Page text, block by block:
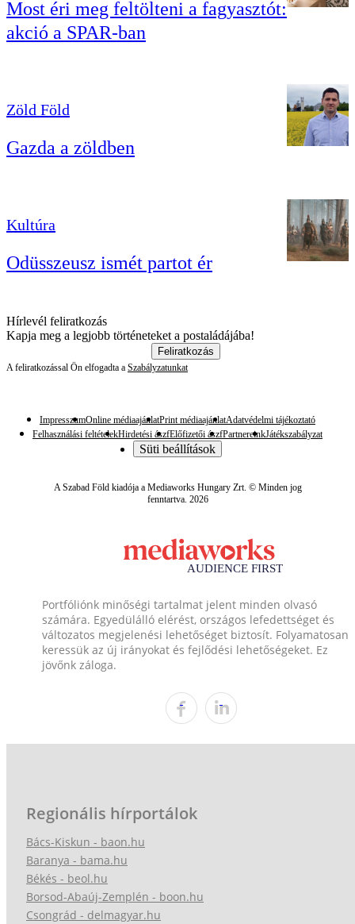
Most éri meg feltölteni a fagyasztót:
akció a SPAR-ban
Zöld Föld
Gazda a zöldben
Kultúra
Odüsszeusz ismét partot ér
Hírlevél feliratkozás
Kapja meg a legjobb történeteket a postaládájába!
Feliratkozás
A feliratkozással Ön elfogadta a Szabályzatunkat
ImpresszumOnline médiaajánlatPrint médiaajánlatAdatvédelmi tájékoztató
Felhasználási feltételekHirdetési ászfElőfizetői ászfPartnereinkJátékszabályzat
Süti beállítások
A Szabad Föld kiadója a Mediaworks Hungary Zrt. © Minden jog
fenntartva. 2026
Portfóliónk minőségi tartalmat jelent minden olvasó
számára. Egyedülálló elérést, országos lefedettséget és
változatos megjelenési lehetőséget biztosít. Folyamatosan
keressük az új irányokat és fejlődési lehetőségeket. Ez
jövőnk záloga.
Regionális hírportálok
Bács-Kiskun - baon.hu
Baranya - bama.hu
Békés - beol.hu
Borsod-Abaúj-Zemplén - boon.hu
Csongrád - delmagyar.hu